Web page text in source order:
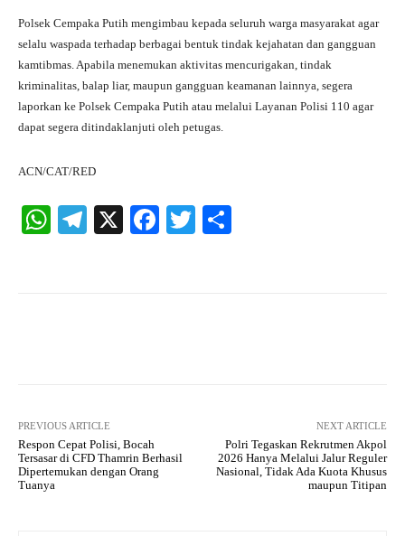
Polsek Cempaka Putih mengimbau kepada seluruh warga masyarakat agar
selalu waspada terhadap berbagai bentuk tindak kejahatan dan gangguan
kamtibmas. Apabila menemukan aktivitas mencurigakan, tindak
kriminalitas, balap liar, maupun gangguan keamanan lainnya, segera
laporkan ke Polsek Cempaka Putih atau melalui Layanan Polisi 110 agar
dapat segera ditindaklanjuti oleh petugas.
ACN/CAT/RED
W
Te X
Fa
T
PREVIOUS ARTICLE
Respon Cepat Polisi, Bocah
Tersasar di CFD Thamrin Berhasil
Dipertemukan dengan Orang
Tuanya
NEXT ARTICLE
Polri Tegaskan Rekrutmen Akpol
2026 Hanya Melalui Jalur Reguler
Nasional, Tidak Ada Kuota Khusus
maupun Titipan